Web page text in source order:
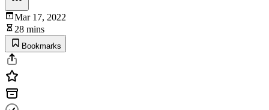
Mar 17, 2022
28 mins
Bookmarks